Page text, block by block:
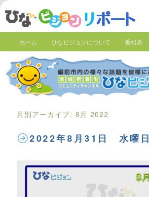
ホーム ひなビジョンについて 番組表
月別アーカイブ: 8月 2022
2022年8月31日 水曜日